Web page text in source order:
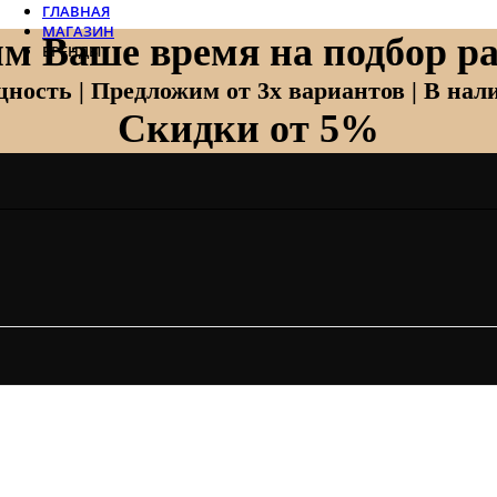
Ваше время на подбор
| Предложим от 3х вариантов | В
Скидки от 5%
ГЛАВНАЯ
МАГАЗИН
БРЕНДЫ
Zehnder
Zehnder Charleston
Loten
Mitsubishi Electric